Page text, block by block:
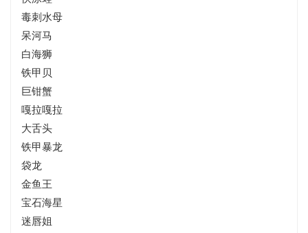
毒刺水母
呆河马
白海狮
铁甲贝
巨钳蟹
嘎拉嘎拉
大舌头
铁甲暴龙
袋龙
金鱼王
宝石海星
迷唇姐